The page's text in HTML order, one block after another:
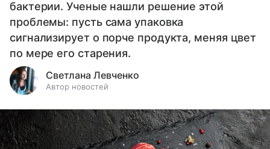
бактерии. Ученые нашли решение этой
проблемы: пусть сама упаковка
сигнализирует о порче продукта, меняя цвет
по мере его старения.
Светлана Левченко
Автор новостей